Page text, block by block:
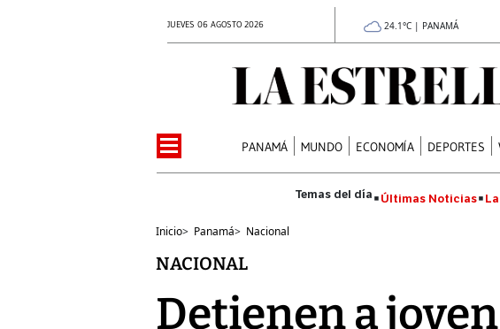
JUEVES 06 AGOSTO 2026 24.1°C | PANAMÁ
PANAMÁ MUNDO ECONOMÍA DEPORTES
Últimas Noticias
Inicio> Panamá> Nacional
NACIONAL
Detienen a